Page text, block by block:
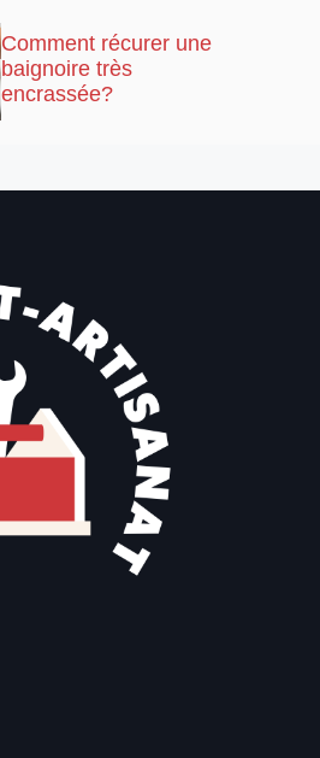
Comment récurer une
baignoire très
encrassée?